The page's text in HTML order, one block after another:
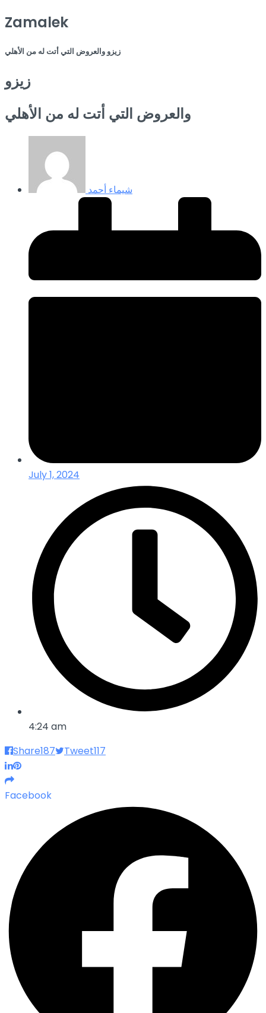
Zamalek
زيزو والعروض التي أتت له من الأهلي
زيزو
والعروض التي أتت له من الأهلي
شيماء أحمد
July 1, 2024
4:24 am
Share187 Tweet117
Facebook